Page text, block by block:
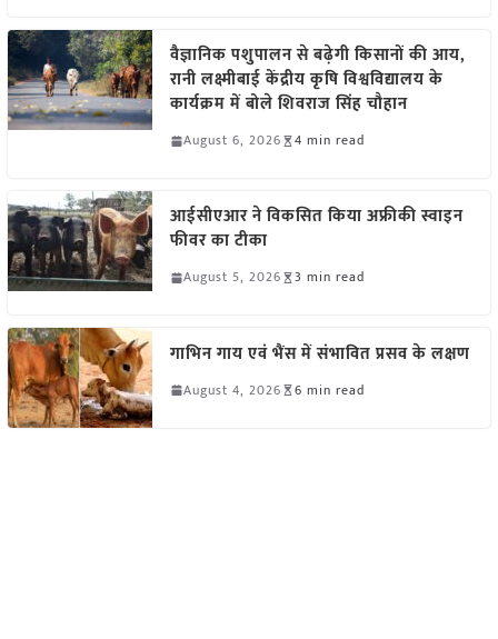
वैज्ञानिक पशुपालन से बढ़ेगी किसानों की आय,
रानी लक्ष्मीबाई केंद्रीय कृषि विश्वविद्यालय के
कार्यक्रम में बोले शिवराज सिंह चौहान
August 6, 2026 4 min read
आईसीएआर ने विकसित किया अफ्रीकी स्वाइन
फीवर का टीका
August 5, 2026 3 min read
गाभिन गाय एवं भैंस में संभावित प्रसव के लक्षण
August 4, 2026 6 min read